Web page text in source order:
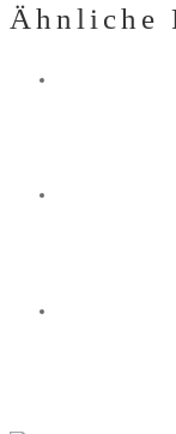
Ähnliche